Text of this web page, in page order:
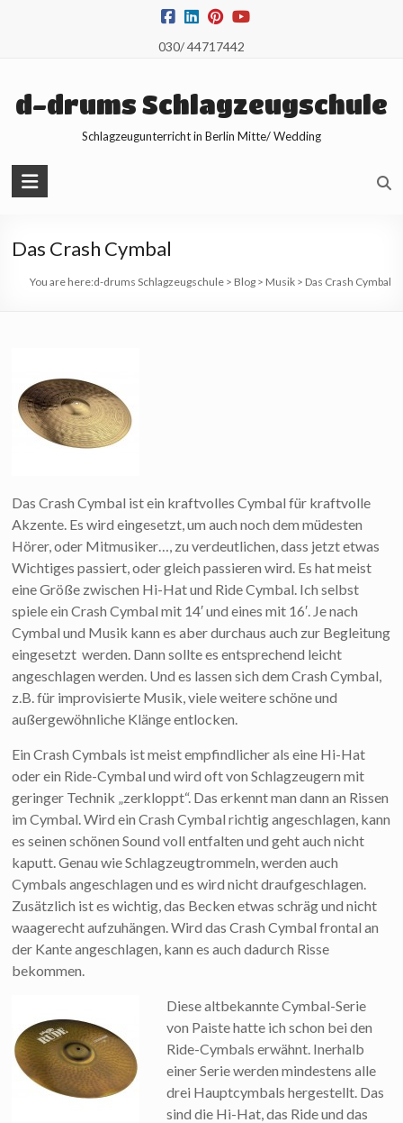
030/ 44717442
d-drums Schlagzeugschule
Schlagzeugunterricht in Berlin Mitte/ Wedding
Das Crash Cymbal
You are here:d-drums Schlagzeugschule> Blog> Musik> Das Crash Cymbal
Das Crash Cymbal ist ein kraftvolles Cymbal für kraftvolle
Akzente. Es wird eingesetzt, um auch noch dem müdesten
Hörer, oder Mitmusiker…, zu verdeutlichen, dass jetzt etwas
Wichtiges passiert, oder gleich passieren wird. Es hat meist
eine Größe zwischen Hi-Hat und Ride Cymbal. Ich selbst
spiele ein Crash Cymbal mit 14′ und eines mit 16′. Je nach
Cymbal und Musik kann es aber durchaus auch zur Begleitung
eingesetzt werden. Dann sollte es entsprechend leicht
angeschlagen werden. Und es lassen sich dem Crash Cymbal,
z.B. für improvisierte Musik, viele weitere schöne und
außergewöhnliche Klänge entlocken.
Ein Crash Cymbals ist meist empfindlicher als eine Hi-Hat
oder ein Ride-Cymbal und wird oft von Schlagzeugern mit
geringer Technik „zerkloppt“. Das erkennt man dann an Rissen
im Cymbal. Wird ein Crash Cymbal richtig angeschlagen, kann
es seinen schönen Sound voll entfalten und geht auch nicht
kaputt. Genau wie Schlagzeugtrommeln, werden auch
Cymbals angeschlagen und es wird nicht draufgeschlagen.
Zusätzlich ist es wichtig, das Becken etwas schräg und nicht
waagerecht aufzuhängen. Wird das Crash Cymbal frontal an
der Kante angeschlagen, kann es auch dadurch Risse
bekommen.
Diese altbekannte Cymbal-Serie
von Paiste hatte ich schon bei den
Ride-Cymbals erwähnt. Inerhalb
einer Serie werden mindestens alle
drei Hauptcymbals hergestellt. Das
sind die Hi-Hat, das Ride und das